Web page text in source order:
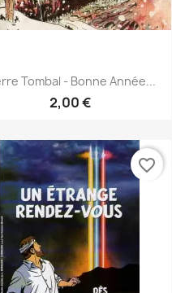
Tombal - Bonne Année...
2,00 €
favorite_border